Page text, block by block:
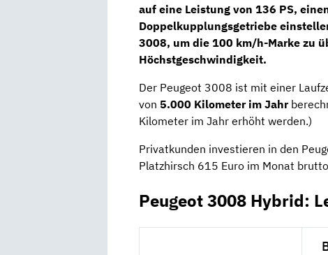
auf eine Leistung von 136 PS,
Doppelkupplungsgetriebe
3008, um die 100 km/h-Marke zu
Höchstgeschwindigkeit.
Der Peugeot 3008 ist mit einer
von 5.000 Kilometer im Jahr
Kilometer im Jahr erhöht werden.)
Privatkunden investieren in den
Platzhirsch 615 Euro im Monat
Peugeot 3008 Hybrid: